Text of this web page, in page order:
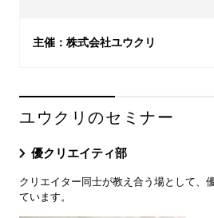
主催：株式会社ユウクリ
ユウクリのセミナー
優クリエイティ部
クリエイター同士が教え合う場として、
ています。